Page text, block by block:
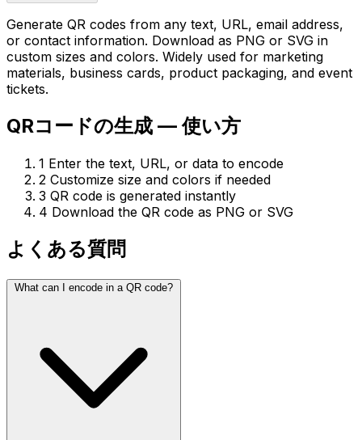
Generate QR codes from any text, URL, email address,
or contact information. Download as PNG or SVG in
custom sizes and colors. Widely used for marketing
materials, business cards, product packaging, and event
tickets.
QRコードの生成 — 使い方
1 Enter the text, URL, or data to encode
2 Customize size and colors if needed
3 QR code is generated instantly
4 Download the QR code as PNG or SVG
よくある質問
What can I encode in a QR code?